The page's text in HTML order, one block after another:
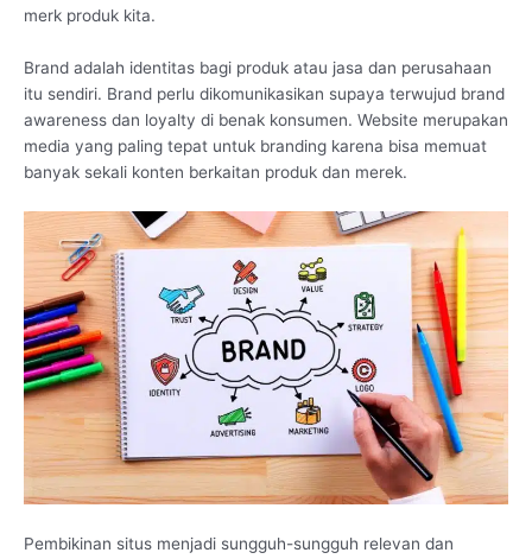
merk produk kita.
Brand adalah identitas bagi produk atau jasa dan perusahaan
itu sendiri. Brand perlu dikomunikasikan supaya terwujud brand
awareness dan loyalty di benak konsumen. Website merupakan
media yang paling tepat untuk branding karena bisa memuat
banyak sekali konten berkaitan produk dan merek.
Pembikinan situs menjadi sungguh-sungguh relevan dan